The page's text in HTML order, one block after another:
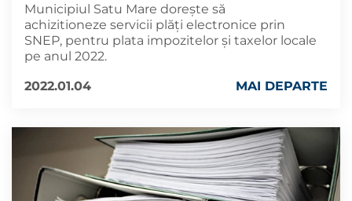
Municipiul Satu Mare doreşte să
achizitioneze servicii plăți electronice prin
SNEP, pentru plata impozitelor și taxelor locale
pe anul 2022.
2022.01.04
MAI DEPARTE